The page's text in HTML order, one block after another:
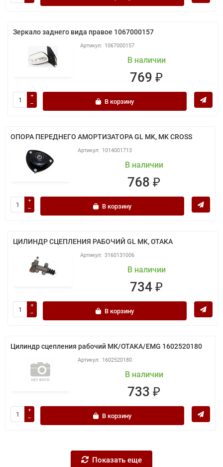
Зеркало заднего вида правое 1067000157
1067000157
В наличии
769 ₽
В корзину
ОПОРА ПЕРЕДНЕГО АМОРТИЗАТОРА GL MK, MK CROSS
1014001713
В наличии
768 ₽
В корзину
ЦИЛИНДР СЦЕПЛЕНИЯ РАБОЧИЙ GL MK, OTAKA
3160131006
В наличии
734 ₽
В корзину
Цилиндр сцепления рабочий МК/OTAKA/EMG 1602520180
1602520180
В наличии
733 ₽
В корзину
Показать еще